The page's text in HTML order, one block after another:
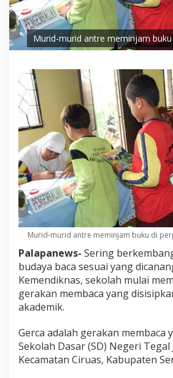
Murid-murid antre meminjam
Murid-murid antre meminjam buku di
Palapanews- Sering
budaya baca sesuai yang
Kemendiknas, sekolah mulai
gerakan membaca yang
akademik.
Gerca adalah gerakan membaca
Sekolah Dasar (SD) Negeri Tegal
Kecamatan Ciruas, Kabupaten